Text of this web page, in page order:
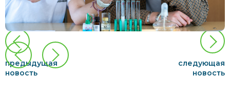
предыдущая
новость
следующая
новость